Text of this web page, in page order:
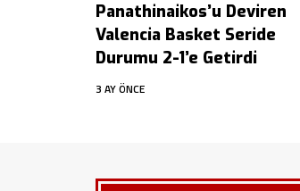
Panathinaikos’u Deviren
Valencia Basket Seride
Durumu 2-1’e Getirdi
3 AY ÖNCE